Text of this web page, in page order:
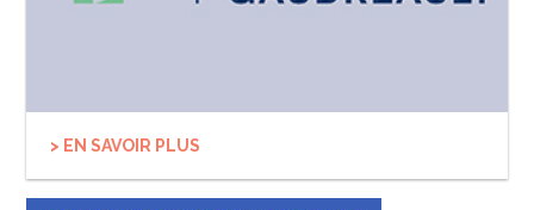
> EN SAVOIR PLUS